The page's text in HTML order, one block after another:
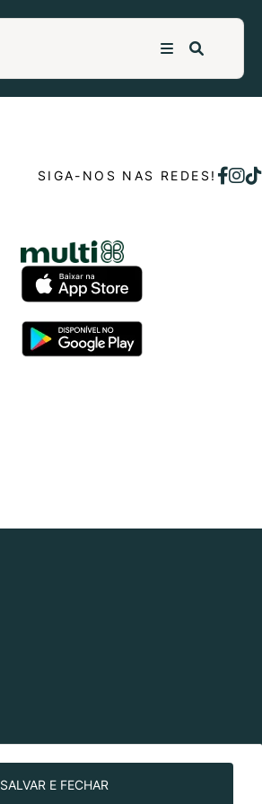
SIGA-NOS NAS REDES!
SALVAR E FECHAR